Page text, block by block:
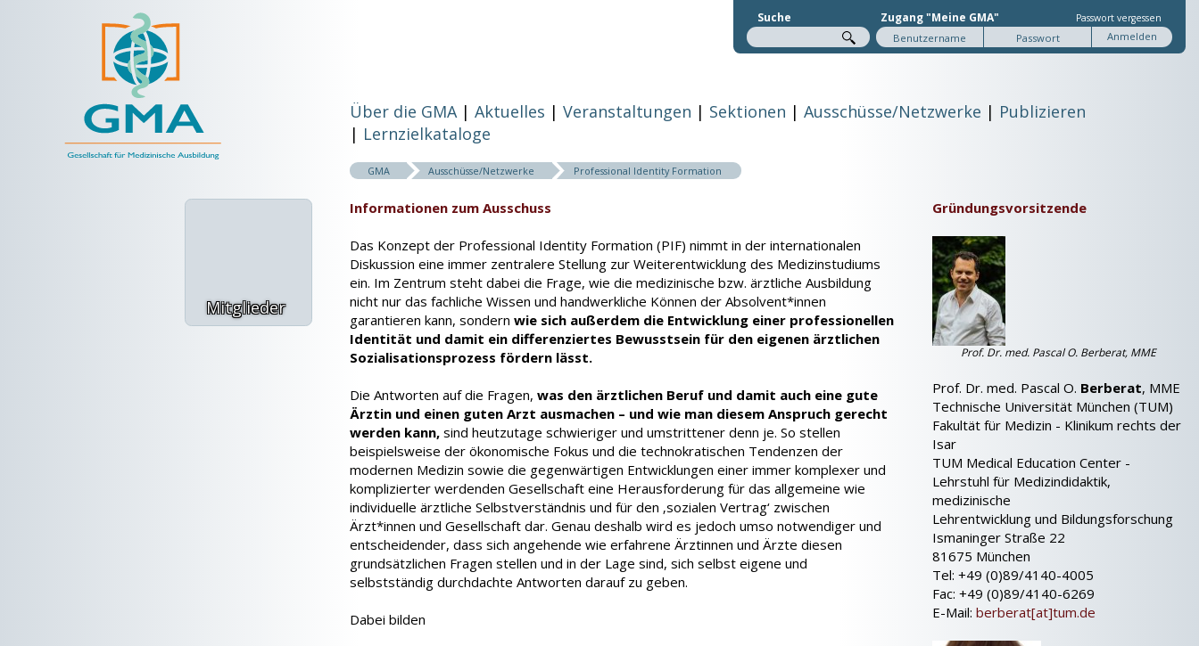
Suche Zugang "Meine GMA" Passwort vergessen
Über die GMA Aktuelles Veranstaltungen Sektionen Ausschüsse/Netzwerke
Publizieren
Lernzielkataloge
GMA Ausschüsse/Netzwerke Professional Identity Formation
Informationen zum Ausschuss
Das Konzept der Professional Identity Formation (PIF) nimmt in der internationalen
Diskussion eine immer zentralere Stellung zur Weiterentwicklung des Medizinstudiums
ein. Im Zentrum steht dabei die Frage, wie die medizinische bzw. ärztliche Ausbildung
nicht nur das fachliche Wissen und handwerkliche Können der Absolvent*innen
garantieren kann, sondernwie sich außerdem die Entwicklung einer professionellen
Identität und damit ein differenziertes Bewusstsein für den eigenen ärztlichen
Sozialisationsprozess fördern lässt.
Die Antworten auf die Fragen,was den ärztlichen Beruf und damit auch eine gute
Ärztin und einen guten Arzt ausmachen – und wie man diesem Anspruch gerecht
werden kann, sind heutzutage schwieriger und umstrittener denn je. So stellen
beispielsweise der ökonomische Fokus und die technokratischen Tendenzen der
modernen Medizin sowie die gegenwärtigen Entwicklungen einer immer komplexer und
komplizierter werdenden Gesellschaft eine Herausforderung für das allgemeine wie
individuelle ärztliche Selbstverständnis und für den ‚sozialen Vertrag‘ zwischen
Ärzt*innen und Gesellschaft dar. Genau deshalb wird es jedoch umso notwendiger und
entscheidender, dass sich angehende wie erfahrene Ärztinnen und Ärzte diesen
grundsätzlichen Fragen stellen und in der Lage sind, sich selbst eigene und
selbstständig durchdachte Antworten darauf zu geben.
Dabei bilden
Gründungsvorsitzende
Prof. Dr. med. Pascal O. Berberat, MME
Prof. Dr. med. Pascal O. Berberat, MME
Technische Universität München (TUM)
Fakultät für Medizin - Klinikum rechts der
Isar
TUM Medical Education Center -
Lehrstuhl für Medizindidaktik,
medizinische
Lehrentwicklung und Bildungsforschung
Ismaninger Straße 22
81675 München
Tel: +49 (0)89/4140-4005
Fac: +49 (0)89/4140-6269
E-Mail: berberat[at]tum.de
Mitglieder